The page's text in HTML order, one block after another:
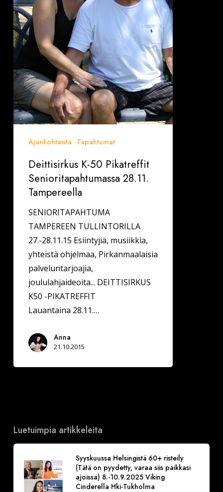
Ajankohtaista Tapahtumat
Deittisirkus K-50 Pikatreffit
Senioritapahtumassa 28.11.
Tampereella
SENIORITAPAHTUMA
TAMPEREEN TULLINTORILLA
27.-28.11.15 Esiintyjiä, musiikkia,
yhteistä ohjelmaa, Pirkanmaalaisia
palveluntarjoajia,
joululahjaideoita... DEITTISIRKUS
K50 -PIKATREFFIT
Lauantaina 28.11.…
Anna
21.10.2015
Luetuimpia artikkeleita
Syyskuussa Helsingistä 60+ risteily
(Tätä on pyydetty, varaa siis paikkasi
ajoissa) 8.-10.9.2025 Viking
Cinderella Hki-Tukholma